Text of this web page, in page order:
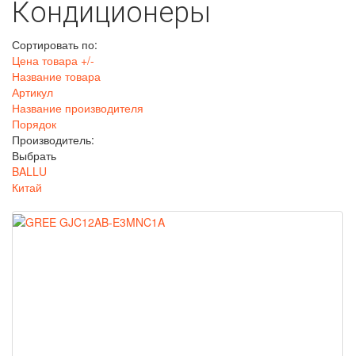
Кондиционеры
Сортировать по:
Цена товара +/-
Название товара
Артикул
Название производителя
Порядок
Производитель:
Выбрать
BALLU
Китай